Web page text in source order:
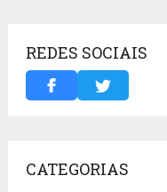
REDES SOCIAIS
CATEGORIAS